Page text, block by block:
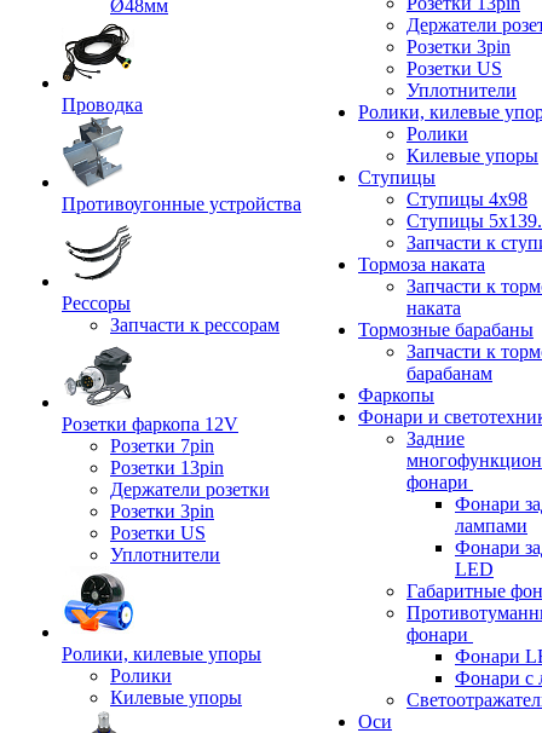
Ø48мм
Проводка
Противоугонные устройства
Рессоры
Запчасти к рессорам
Розетки фаркопа 12V
Розетки 7pin
Розетки 13pin
Держатели розетки
Розетки 3pin
Розетки US
Уплотнители
Ролики, килевые упоры
Ролики
Килевые упоры
Держатели
Розетки 3pin
Розетки US
Уплотнители
Ролики, килевые
Ролики
Килевые упоры
Ступицы
Ступицы 4x98
Ступицы
Запчасти к
Тормоза наката
Запчасти к
наката
Тормозные барабаны
Запчасти к
барабанам
Фаркопы
Фонари и
Задние
фонари
Фонари
лампами
Фонари
LED
Габаритные
фонари
Фонари
Фонари с
Оси